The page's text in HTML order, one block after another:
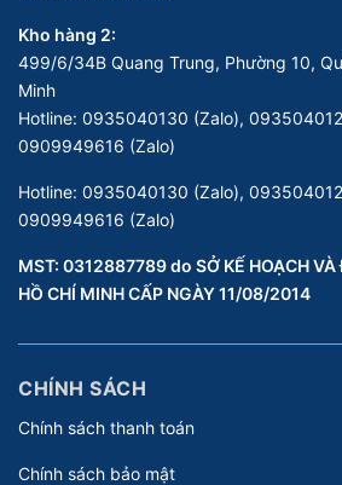
Kho hàng 2:
499/6/34B Quang Trung, Phường 10,
Minh
Hotline: 0935040130 (Zalo),
0909949616 (Zalo)
Hotline: 0935040130 (Zalo),
0909949616 (Zalo)
MST: 0312887789 do SỞ KẾ HOẠCH
HỒ CHÍ MINH CẤP NGÀY 11/08/2014
CHÍNH SÁCH
Chính sách thanh toán
Chính sách bảo mật